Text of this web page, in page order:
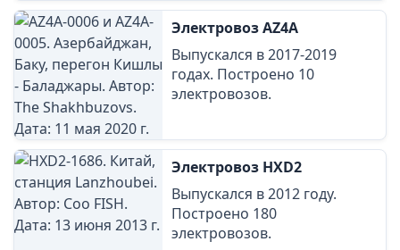
Электровоз AZ4A
Выпускался в 2017-2019
годах. Построено 10
электровозов.
Электровоз HXD2
Выпускался в 2012 году.
Построено 180
электровозов.